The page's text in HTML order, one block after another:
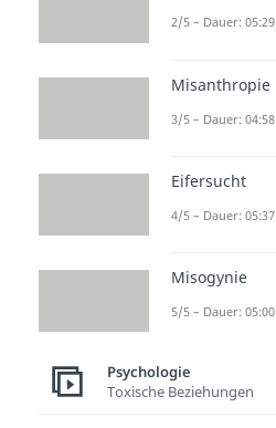
2/5 – Dauer: 05:29
Misanthropie
3/5 – Dauer: 04:58
Eifersucht
4/5 – Dauer: 05:37
Misogynie
5/5 – Dauer: 05:00
Psychologie
Toxische Beziehungen